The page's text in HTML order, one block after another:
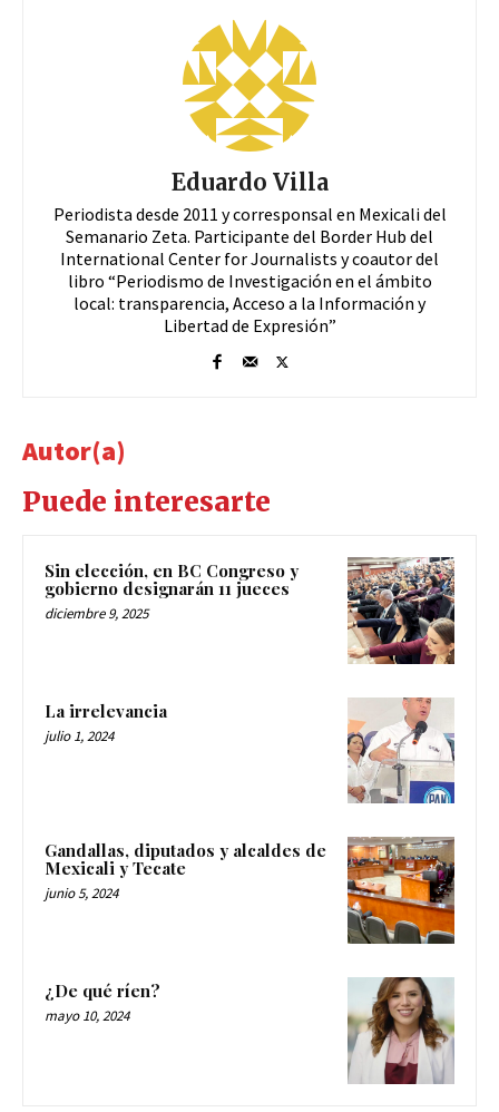
Eduardo Villa
Periodista desde 2011 y corresponsal en Mexicali del
Semanario Zeta. Participante del Border Hub del
International Center for Journalists y coautor del
libro “Periodismo de Investigación en el ámbito
local: transparencia, Acceso a la Información y
Libertad de Expresión”
Autor(a)
Puede interesarte
Sin elección, en BC Congreso y
gobierno designarán 11 jueces
diciembre 9, 2025
La irrelevancia
julio 1, 2024
Gandallas, diputados y alcaldes de
Mexicali y Tecate
junio 5, 2024
¿De qué ríen?
mayo 10, 2024